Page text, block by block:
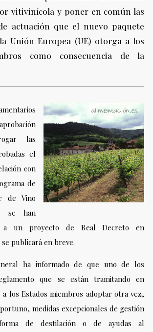
vitivinícola y poner en común las
actuación que el nuevo paquete
Unión Europea (UE) otorga a los
como consecuencia de la
las
el
con
de
de Vino
se han
a un proyecto de Real Decreto en
publicará en breve.
ha informado de que uno de los
que se están tramitando en
los Estados miembros adoptar otra vez,
medidas excepcionales de gestión
de destilación o de ayudas al